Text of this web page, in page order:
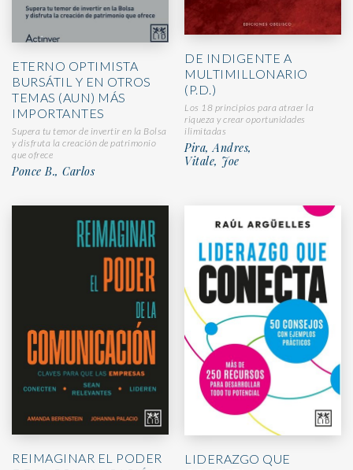
ETERNO OPTIMISTA
BURSÁTIL Y EN OTROS
TEMAS (AUN) MÁS
IMPORTANTES
Supera tu temor de invertir en la Bolsa
y disfruta la creación de patrimonio
que ofrece
Ponce B., Carlos
DE INDIGENTE A
MULTIMILLONARIO
(P.D.)
Los 18 principios para atraer la
riqueza y crear oportunidades
ilimitadas
Pira, Andres,
Vitale, Joe
REIMAGINAR EL PODER
LIDERAZGO QUE